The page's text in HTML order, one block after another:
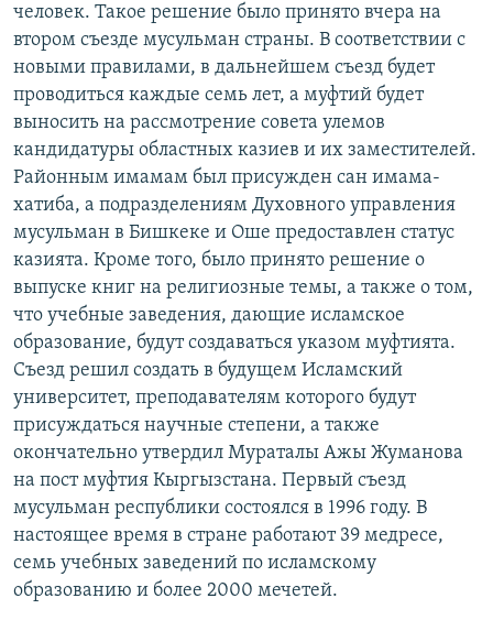
ДАНИСТЕ
ЭЖЕ-СИҢДИЛЕР
АЗАТТЫК+
ЫҢГАЙСЫЗ СУРООЛОР
ОНЛАЙН ШЕРИНЕ
ЭЕ/АРнун бардык сайттары
человек. Такое решение было принято вчера на
втором съезде мусульман страны. В соответствии с
новыми правилами, в дальнейшем съезд будет
проводиться каждые семь лет, а муфтий будет
выносить на рассмотрение совета улемов
кандидатуры областных казиев и их заместителей.
Районным имамам был присужден сан имама-
хатиба, а подразделениям Духовного управления
мусульман в Бишкеке и Оше предоставлен статус
казията. Кроме того, было принято решение о
выпуске книг на религиозные темы, а также о том,
что учебные заведения, дающие исламское
образование, будут создаваться указом муфтията.
Съезд решил создать в будущем Исламский
университет, преподавателям которого будут
присуждаться научные степени, а также
окончательно утвердил Мураталы Ажы Жуманова
на пост муфтия Кыргызстана. Первый съезд
мусульман республики состоялся в 1996 году. В
настоящее время в стране работают 39 медресе,
семь учебных заведений по исламскому
образованию и более 2000 мечетей.